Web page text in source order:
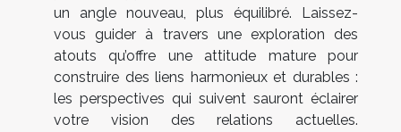
un angle nouveau, plus équilibré. Laissez-
vous guider à travers une exploration des
atouts qu’offre une attitude mature pour
construire des liens harmonieux et durables :
les perspectives qui suivent sauront éclairer
votre vision des relations actuelles.